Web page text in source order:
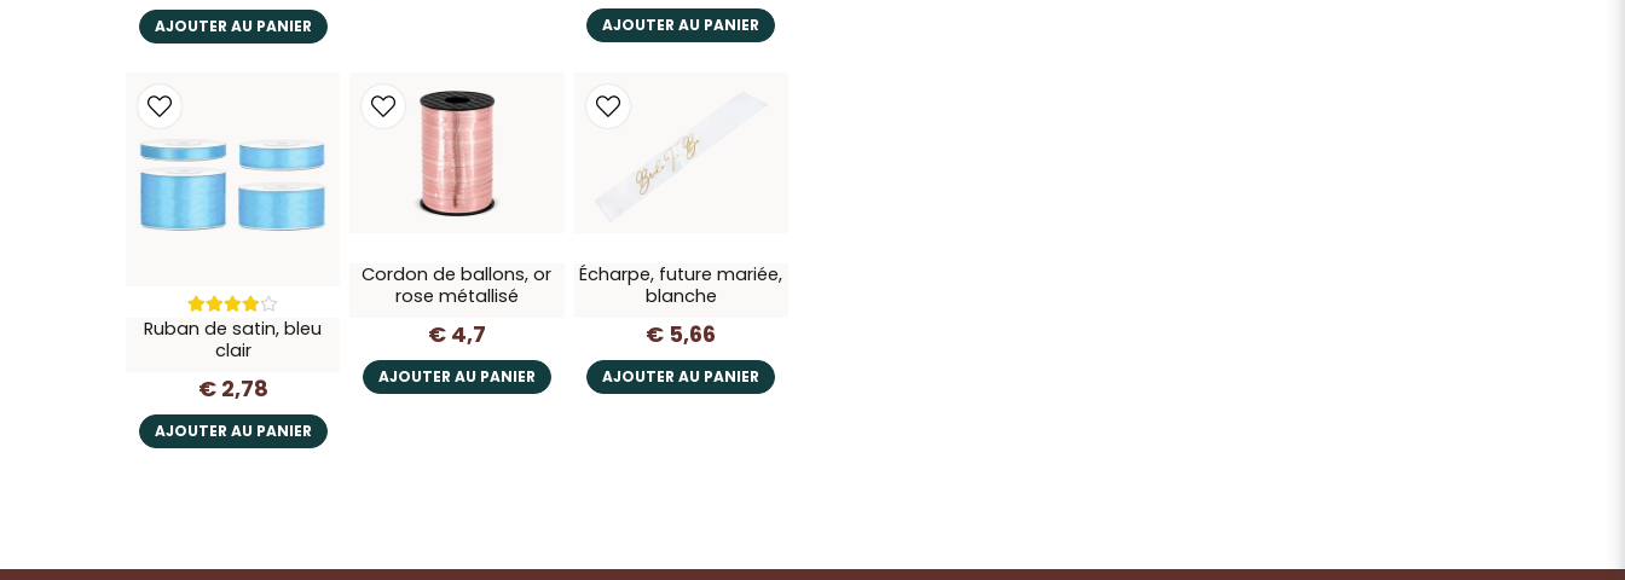
AJOUTER AU PANIER AJOUTER AU PANIER
Ruban de satin, bleu
clair
€ 2,78
AJOUTER AU PANIER
Cordon de ballons, or
rose métallisé
€ 4,7
AJOUTER AU PANIER
Écharpe, future mariée,
blanche
€ 5,66
AJOUTER AU PANIER